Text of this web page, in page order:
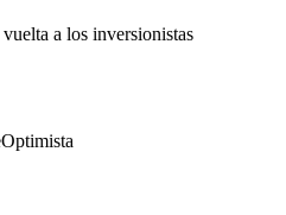
a los inversionistas
Optimista